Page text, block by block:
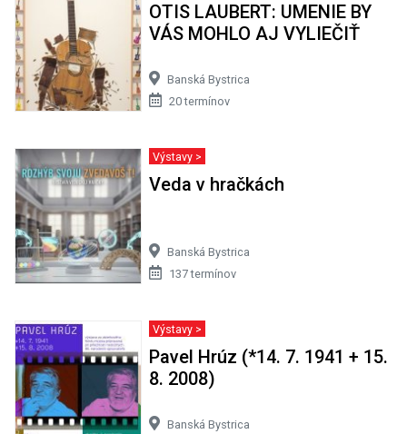
OTIS LAUBERT: UMENIE BY
VÁS MOHLO AJ VYLIEČIŤ
Banská Bystrica
20 termínov
Výstavy >
Veda v hračkách
Banská Bystrica
137 termínov
Výstavy >
Pavel Hrúz (*14. 7. 1941 + 15.
8. 2008)
Banská Bystrica